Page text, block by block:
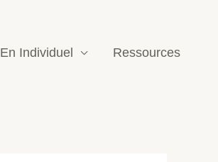
En Individuel Ressources